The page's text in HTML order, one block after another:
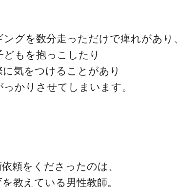
グを数分走っただけで痺れがあり、
どもを抱っこしたり
気をつけることがあり
かりさせてしまいます。
頼をくださったのは、
教えている男性教師。